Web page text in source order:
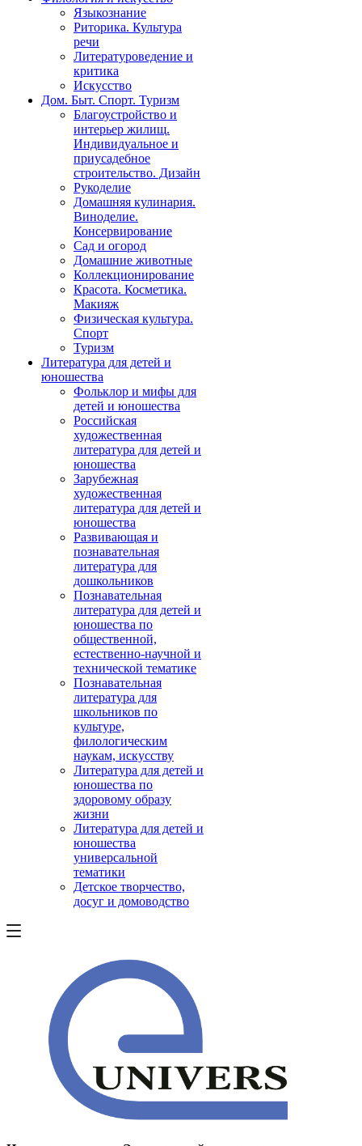
Языкознание
Риторика. Культура
речи
Литературоведение и
критика
Искусство
Дом. Быт. Спорт. Туризм
Благоустройство и
интерьер жилищ.
Индивидуальное и
приусадебное
строительство. Дизайн
Рукоделие
Домашняя кулинария.
Виноделие.
Консервирование
Сад и огород
Домашние животные
Коллекционирование
Красота. Косметика.
Макияж
Физическая культура.
Спорт
Туризм
Литература для детей и
юношества
Фольклор и мифы для
детей и юношества
Российская
художественная
литература для детей и
юношества
Зарубежная
художественная
литература для детей и
юношества
Развивающая и
познавательная
литература для
дошкольников
Познавательная
литература для детей и
юношества по
общественной,
естественно-научной и
технической тематике
Познавательная
литература для
школьников по
культуре,
филологическим
наукам, искусству
Литература для детей и
юношества по
здоровому образу
жизни
Литература для детей и
юношества
универсальной
тематики
Детское творчество,
досуг и домоводство